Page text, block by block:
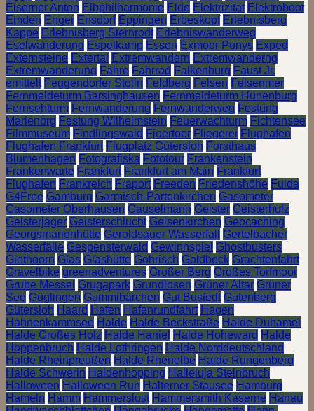
Eiserner Anton Elbphilharmonie Elde Elektrizität Elektroboot
Emden Enger Ensdorf Eppingen Erbeskopf Erlebnisberg
Kappe Erlebnisberg Sternrodt Erlebniswanderweg
Eselwanderung Espelkamp Essen Exmoor Ponys Exped
Externsteine Extertal Extremwandern Extremwanderng
Extremwanderung Fähre Fahrrad Falkenburg Faust Jr.
emittelt Feggendorfer Stolln Feldberg Felsen Felsenmer
Fernmeldeturm Barsinghausen Fernmeldeturm Hünenburg
Fernsehturm Fernwanderung Fernwanderweg Festung
Marienbrg Festung Wilhelmstein Feuerwachturm Fichtensee
Filmmuseum Findlingswald Fjoertoer Fliegerei Flughafen
Flughafen Frankfurt Flugplatz Gütersloh Forsthaus
Blumenhagen Fotografiska Fototour Frankenstein
Frankenwarte Frankfurt Frankfurt am Main Frankfurt
Flughafen Frankreich Fraport Freeden Friedenshöhe Fulda
G4Free Gamburg Garmisch-Partenkirchen Gasometer
Gasometer Oberhausen Gauselmann Geister Geisterholz
Geisterjäger Geisterschlucht Gelsenkirchen Geocaching
Georgsmarienhütte Geroldsauer Wasserfall
Gertelbacher
Wasserfälle Gespensterwald Gewinnspiel Ghostbusters
Giethoorn Glas Glashütte Gohrisch Goldbeck Grachtenfahrt
Gravelbike greenadventures Großer Berg Großes Torfmoor
Grube Messel Grugapark Grundlosen Grüner Altar Grüner
See Güglingen Gummibärchen Gut Bustedt Gutenberg
Gütersloh Haard Hafen Hafenrundfahrt Hagen
Hahnenkammsee Halde Halde Beckstraße Halde Duhamel
Halde Großes Holz Halde Haniel Halde Hoheward Halde
Hoppenbruch Halde Lothringen Halde Norddeutschland
Halde Rheinpreußen Halde Rhenelbe Halde Rungenberg
Halde Schwerin Haldenhopping Halleluja Steinbruch
Halloween Halloween Run Halterner Stausee Hamburg
Hameln Hamm Hammerslust Hammersmith Kaserne Hanau